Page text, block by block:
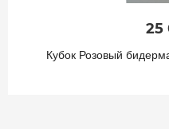
25
Кубок Розовый